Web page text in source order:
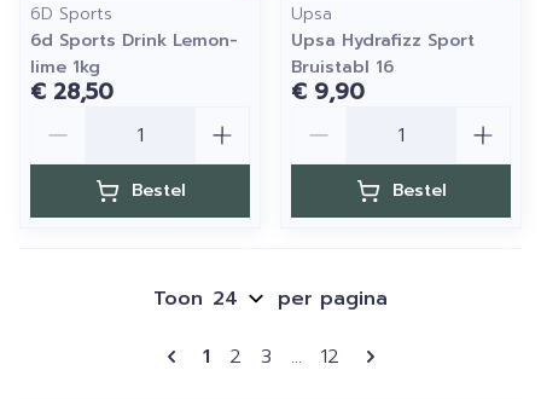
6D Sports
6d Sports Drink Lemon-
lime 1kg
€ 28,50
Bestel
Upsa
Upsa Hydrafizz Sport
Bruistabl 16
€ 9,90
Bestel
Pagina's
U lees momenteel pagina
1 Pagina
2 Pagina
3 ... Pagina
12
Toon per pagina